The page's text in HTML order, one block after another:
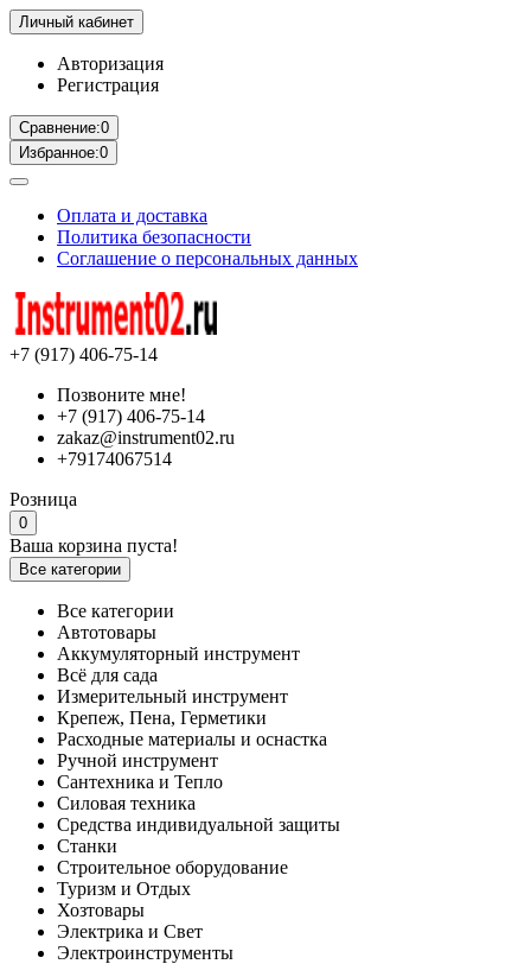
Личный кабинет
Авторизация
Регистрация
Сравнение:0
Избранное:0
Оплата и доставка
Политика безопасности
Соглашение о персональных данных
+7 (917) 406-75-14
Позвоните мне!
+7 (917) 406-75-14
zakaz@instrument02.ru
+79174067514
Розница
0
Ваша корзина пуста!
Все категории
Все категории
Автотовары
Аккумуляторный инструмент
Всё для сада
Измерительный инструмент
Крепеж, Пена, Герметики
Расходные материалы и оснастка
Ручной инструмент
Сантехника и Тепло
Силовая техника
Средства индивидуальной защиты
Станки
Строительное оборудование
Туризм и Отдых
Хозтовары
Электрика и Свет
Электроинструменты